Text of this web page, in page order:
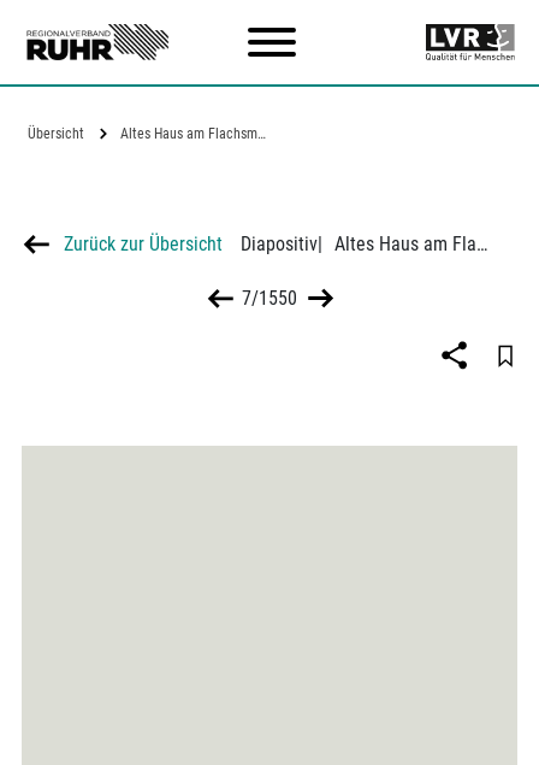
Übersicht Altes Haus am Flachsmarkt in Essen
Zurück zur Übersicht Diapositiv| Altes Haus am Flachsmarkt in Essen
7/1550